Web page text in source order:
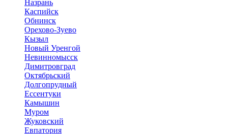
Назрань
Каспийск
Обнинск
Орехово-Зуево
Кызыл
Новый Уренгой
Невинномысск
Димитровград
Октябрьский
Долгопрудный
Ессентуки
Камышин
Муром
Жуковский
Евпатория